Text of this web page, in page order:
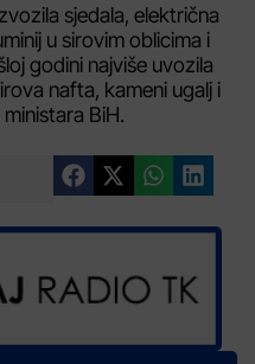
sjedala, električna
u sirovim oblicima i
godini najviše uvozila
nafta, kameni ugalj i
BiH.